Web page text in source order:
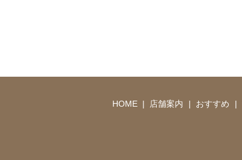
HOME 店舗案内 おすすめ